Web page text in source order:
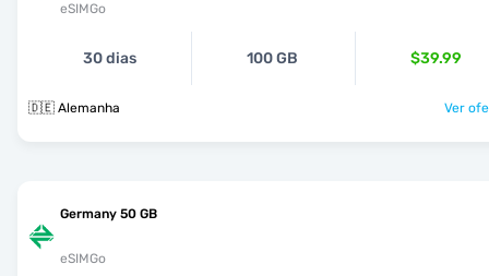
eSIMGo
30 dias 100 GB $39.99
🇩🇪 Alemanha Ver
Germany 50 GB
eSIMGo